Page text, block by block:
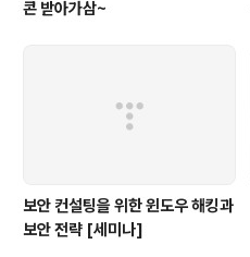
콘 받아가삼~
보안 컨설팅을 위한 윈도우 해킹과
보안 전략 [세미나]